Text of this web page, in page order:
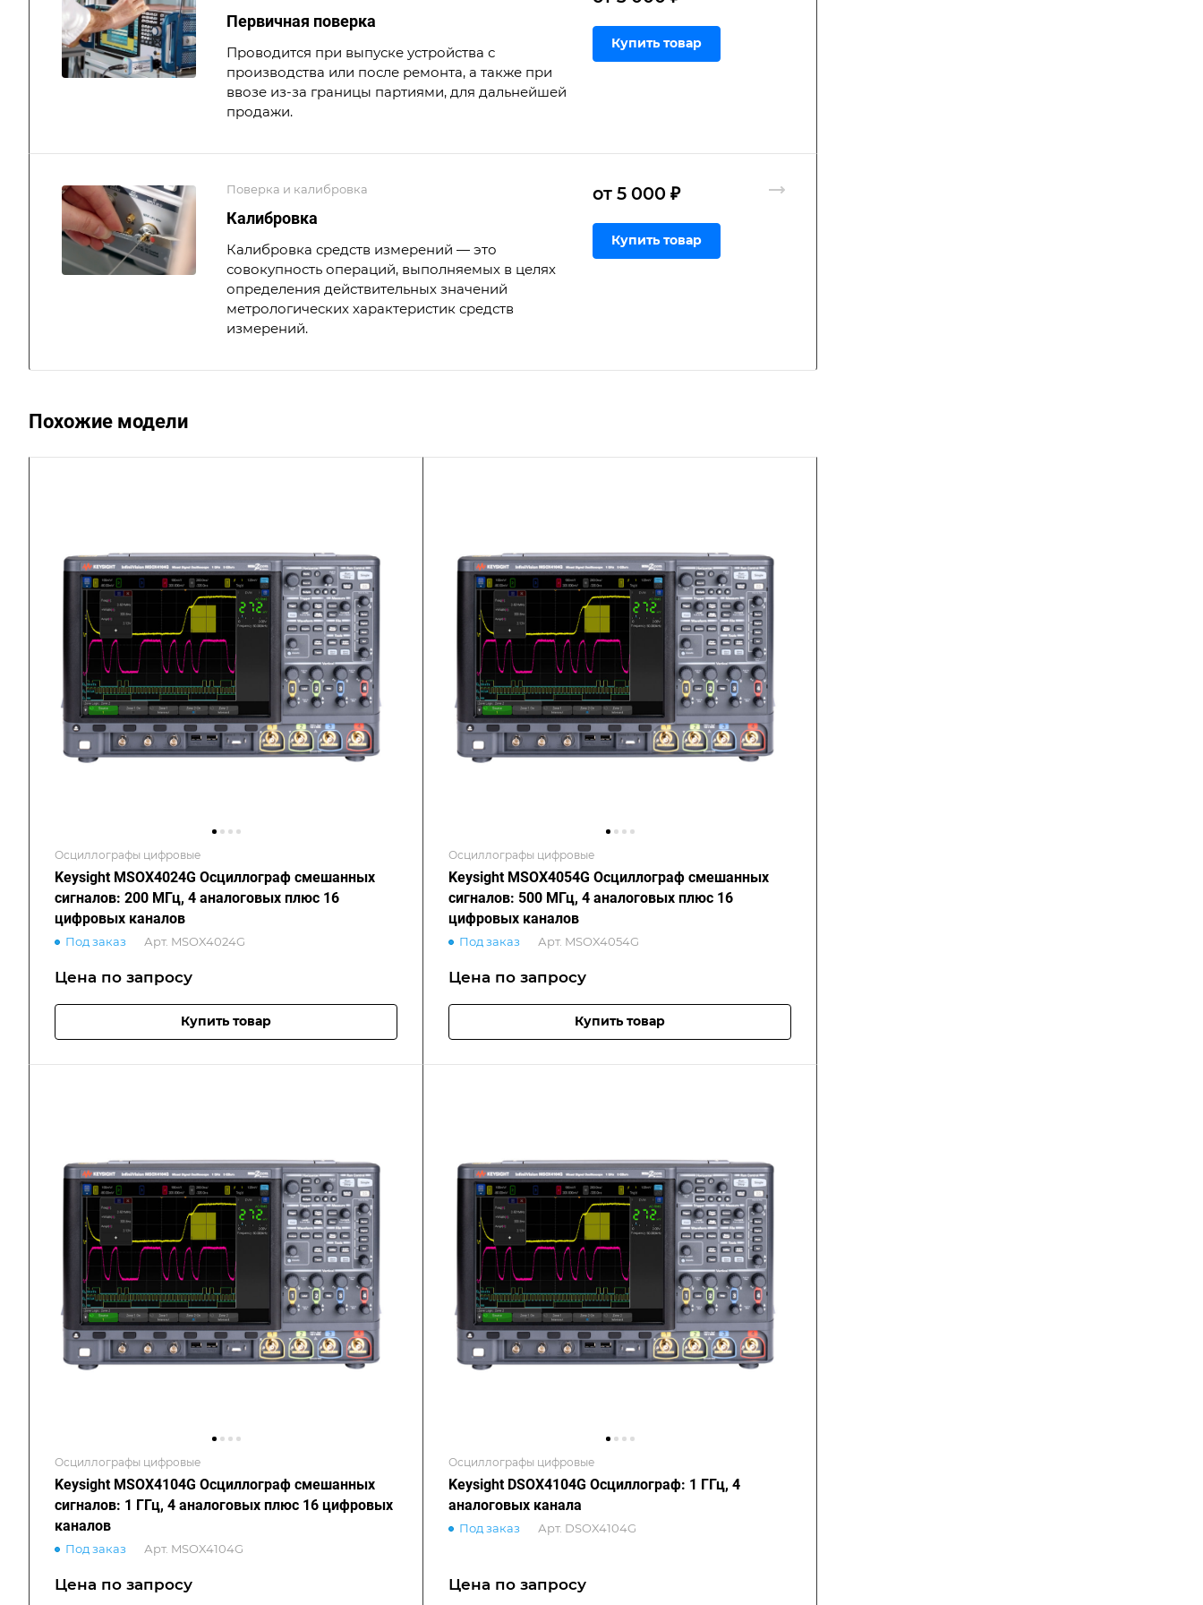
Первичная поверка
Проводится при выпуске устройства с
производства или после ремонта, а также при
ввозе из-за границы партиями, для дальнейшей
продажи.
Купить товар
Поверка и калибровка
Калибровка
Калибровка средств измерений — это
совокупность операций, выполняемых в целях
определения действительных значений
метрологических характеристик средств
измерений.
от 5 000 ₽
Купить товар
Похожие модели
Осциллографы цифровые
Keysight MSOX4024G Осциллограф смешанных
сигналов: 200 МГц, 4 аналоговых плюс 16
цифровых каналов
Под заказ Арт. MSOX4024G
Цена по запросу
Купить товар
Осциллографы цифровые
Keysight MSOX4054G Осциллограф смешанных
сигналов: 500 МГц, 4 аналоговых плюс 16
цифровых каналов
Под заказ Арт. MSOX4054G
Цена по запросу
Купить товар
Осциллографы цифровые
Keysight MSOX4104G Осциллограф смешанных
сигналов: 1 ГГц, 4 аналоговых плюс 16 цифровых
каналов
Под заказ Арт. MSOX4104G
Цена по запросу
Осциллографы цифровые
Keysight DSOX4104G Осциллограф: 1 ГГц, 4
аналоговых канала
Под заказ Арт. DSOX4104G
Цена по запросу